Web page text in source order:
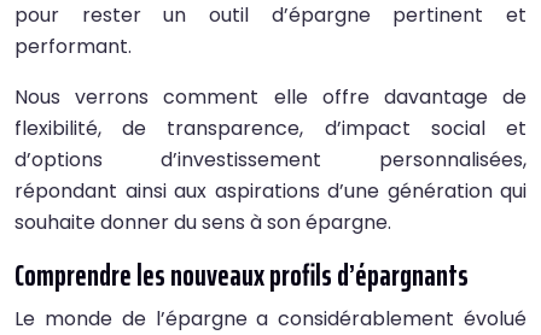
pour rester un outil d’épargne pertinent et
performant.
Nous verrons comment elle offre davantage de
flexibilité, de transparence, d’impact social et
d’options d’investissement personnalisées,
répondant ainsi aux aspirations d’une génération qui
souhaite donner du sens à son épargne.
Comprendre les nouveaux profils d’épargnants
Le monde de l’épargne a considérablement évolué